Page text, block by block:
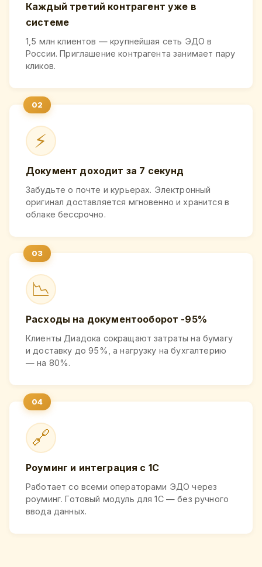
Каждый третий контрагент уже в
системе
1,5 млн клиентов — крупнейшая сеть ЭДО в
России. Приглашение контрагента занимает пару
кликов.
⚡
Документ доходит за 7 секунд
Забудьте о почте и курьерах. Электронный
оригинал доставляется мгновенно и хранится в
облаке бессрочно.
📉
Расходы на документооборот -95%
Клиенты Диадока сокращают затраты на бумагу
и доставку до 95%, а нагрузку на бухгалтерию
— на 80%.
🔗
Роуминг и интеграция с 1С
Работает со всеми операторами ЭДО через
роуминг. Готовый модуль для 1С — без ручного
ввода данных.